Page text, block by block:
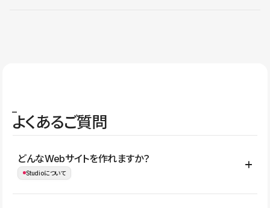
よくあるご質問
どんなWebサイトを作れますか？
Studioについて